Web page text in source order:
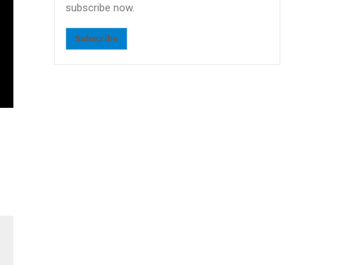
subscribe now.
Subscribe